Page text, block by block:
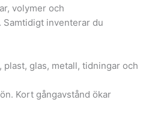
volymer och
inventerar du
glas, metall, tidningar och
Kort gångavstånd ökar